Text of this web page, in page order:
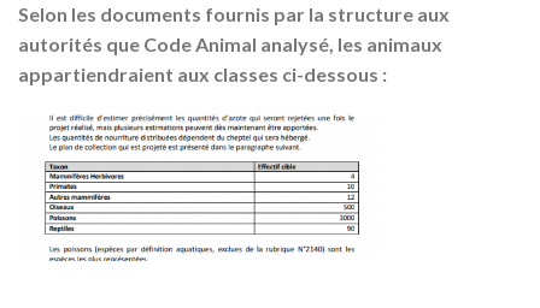
Selon les documents fournis par la structure aux
autorités que Code Animal analysé, les animaux
appartiendraient aux classes ci-dessous :